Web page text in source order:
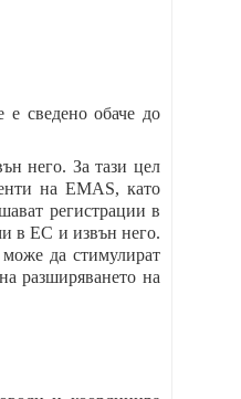
е сведено обаче до
него. За тази цел
на EMAS, като
регистрации в
в ЕС и извън него.
да стимулират
разширяването на